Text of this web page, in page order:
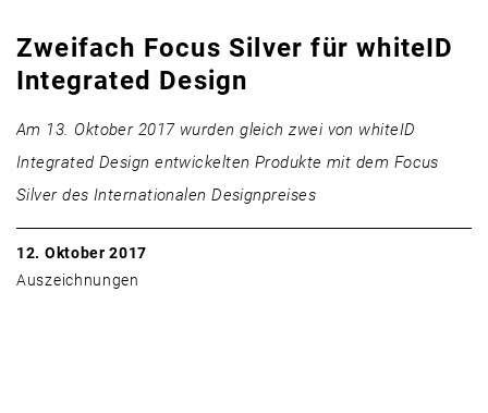
Zweifach Focus Silver für whiteID
Integrated Design
Am 13. Oktober 2017 wurden gleich zwei von whiteID
Integrated Design entwickelten Produkte mit dem Focus
Silver des Internationalen Designpreises
12. Oktober 2017
Auszeichnungen